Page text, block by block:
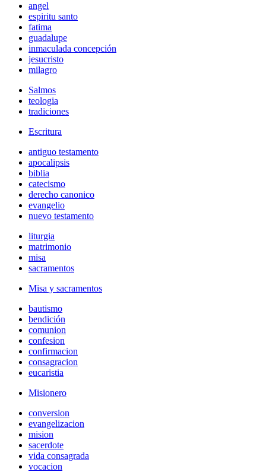
angel
espiritu santo
fatima
guadalupe
inmaculada concepción
jesucristo
milagro
Salmos
teologia
tradiciones
Escritura
antiguo testamento
apocalipsis
biblia
catecismo
derecho canonico
evangelio
nuevo testamento
liturgia
matrimonio
misa
sacramentos
Misa y sacramentos
bautismo
bendición
comunion
confesion
confirmacion
consagracion
eucaristia
Misionero
conversion
evangelizacion
mision
sacerdote
vida consagrada
vocacion